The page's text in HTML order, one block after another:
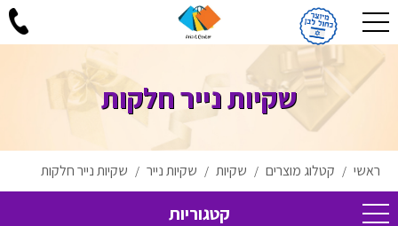
שקיות נייר חלקות
ראשי / קטלוג מוצרים / שקיות / שקיות נייר / שקיות נייר חלקות
קטגוריות